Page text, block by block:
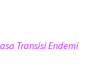
Transisi Endemi